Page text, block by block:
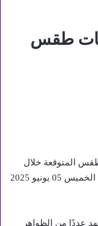
طقس
المتوقعة خلال
إجازة عيد الأضحى المبارك، وذلك للفترة من الخميس 05 يونيو 2025
عددًا من الظواهر